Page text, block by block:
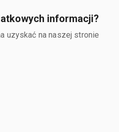
informacji?
uzyskać na naszej stronie